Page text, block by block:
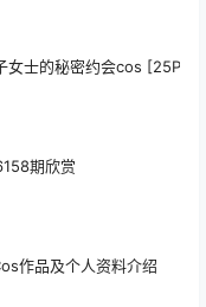
期欣赏
一破 -Cos作品及个人资料介绍